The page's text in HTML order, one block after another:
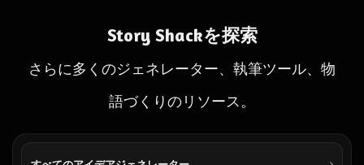
Story Shackを探索
さらに多くのジェネレーター、執筆ツール、物
語づくりのリソース。